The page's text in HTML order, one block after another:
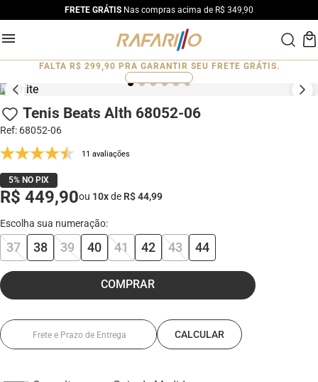
FRETE GRÁTIS Nas compras acima de R$ 349,90
FALTA R$ 299,90 PRA GARANTIR SEU FRETE GRÁTIS.
0
Tenis Beats Alth 68052-06
Ref: 68052-06
11 avaliações
5% NO PIX
R$ 449,90ou 10xde R$ 44,99
37 38 39 40 41 42 43 44
COMPRAR